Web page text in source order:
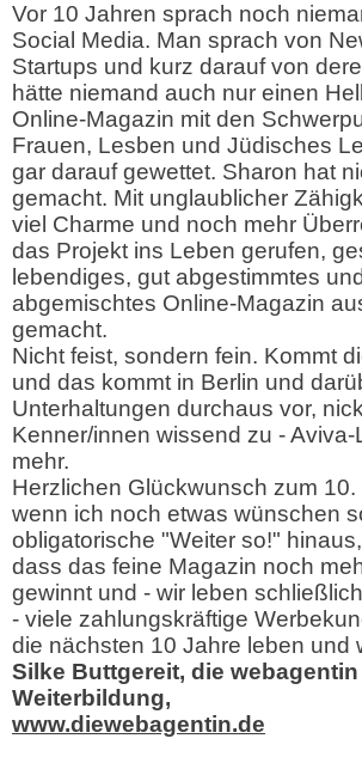
Vor 10 Jahren sprach noch
Social Media. Man sprach von
Startups und kurz darauf von
hätte niemand auch nur einen
Online-Magazin mit den
Frauen, Lesben und Jüdisches
gar darauf gewettet. Sharon hat
gemacht. Mit unglaublicher
viel Charme und noch mehr
das Projekt ins Leben gerufen,
lebendiges, gut abgestimmtes
abgemischtes Online-Magazin
gemacht.
Nicht feist, sondern fein. Kommt
und das kommt in Berlin und
Unterhaltungen durchaus vor,
Kenner/innen wissend zu -
mehr.
Herzlichen Glückwunsch zum
wenn ich noch etwas wünschen
obligatorische "Weiter so!"
dass das feine Magazin noch
gewinnt und - wir leben
- viele zahlungskräftige
die nächsten 10 Jahre leben und
Silke Buttgereit, die
Weiterbildung,
www.diewebagentin.de